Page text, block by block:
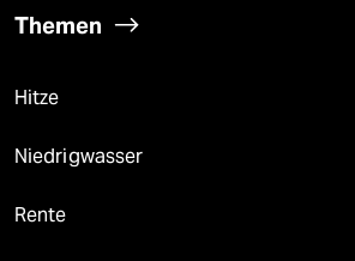
Themen
Hitze
Niedrigwasser
Rente